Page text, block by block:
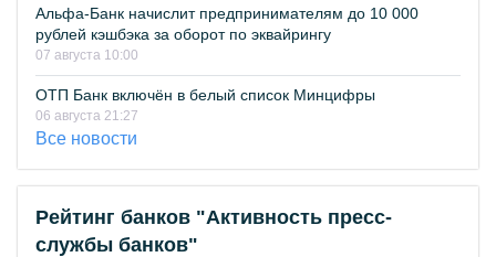
Альфа-Банк начислит предпринимателям до 10 000
рублей кэшбэка за оборот по эквайрингу
07 августа 10:00
ОТП Банк включён в белый список Минцифры
06 августа 21:27
Все новости
Рейтинг банков "Активность пресс-
службы банков"